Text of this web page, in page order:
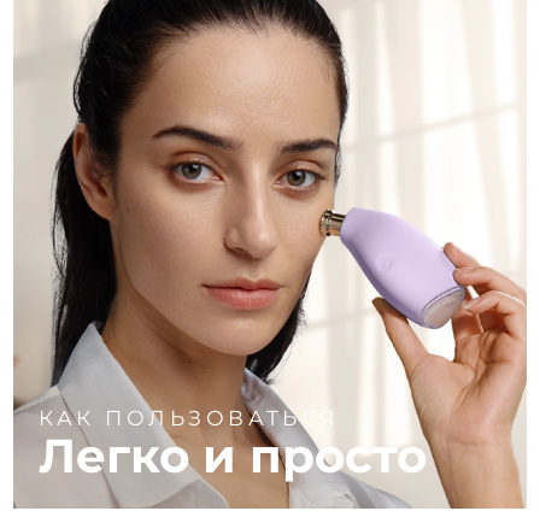
КАК ПОЛЬЗОВАТЬСЯ
Легко и просто